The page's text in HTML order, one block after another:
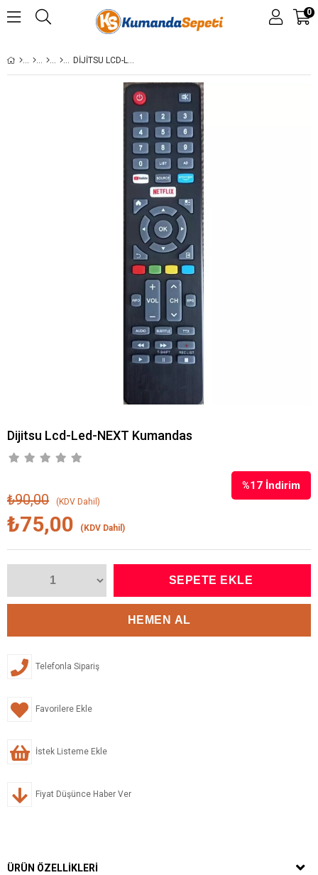
0
DIJITSU LCD-LED-NEXT KUMANDAS
Dijitsu Lcd-Led-NEXT Kumandas
%17 İndirim
₺90,00 (KDV Dahil)
₺75,00 (KDV Dahil)
Telefonla Sipariş
Favorilere Ekle
İstek Listeme Ekle
Fiyat Düşünce Haber Ver
ÜRÜN ÖZELLIKLERI